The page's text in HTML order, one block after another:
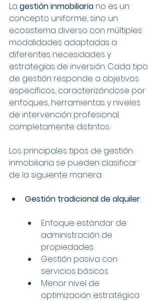
La gestión inmobiliaria no es un
concepto uniforme, sino un
ecosistema diverso con múltiples
modalidades adaptadas a
diferentes necesidades y
estrategias de inversión. Cada tipo
de gestión responde a objetivos
específicos, caracterizándose por
enfoques, herramientas y niveles
de intervención profesional
completamente distintos.
Los principales tipos de gestión
inmobiliaria se pueden clasificar
de la siguiente manera:
Gestión tradicional de alquiler:
Enfoque estándar de
administración de
propiedades
Gestión pasiva con
servicios básicos
Menor nivel de
optimización estratégica